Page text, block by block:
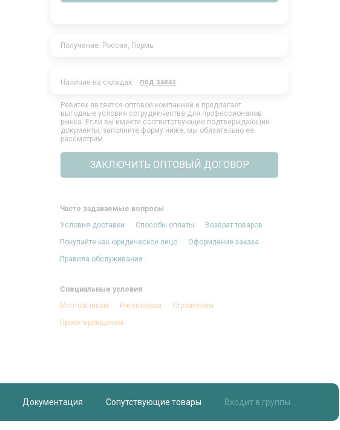
Получение: Россия, Пермь
Наличие на складах: под заказ
Ревитех является оптовой компанией и предлагает
выгодные условия сотрудничества для профессионалов
рынка. Если вы имеете соответствующие подтверждающие
документы, заполните форму ниже, мы обязательно ее
рассмотрим.
ЗАКЛЮЧИТЬ ОПТОВЫЙ ДОГОВОР
Часто задаваемые вопросы
Условия доставки
Способы оплаты
Возврат товаров
Покупайте как юридическое лицо
Оформление заказа
Правила обслуживания
Специальные условия
Монтажникам
Ритейлерам
Строителям
Проектировщикам
Документация Сопутствующие товары Входит в группы